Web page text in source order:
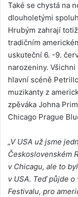
Také se chystá na
dlouholetými
Hrubým zahrají
tradičním
uskuteční 6. -9.
narozeniny.
hlavní scéně
muzikanty z
zpěváka Johna
Chicago Prague
„V USA už jsme
Československém
v Chicagu, ale to
v USA. Teď půjde
Festivalu, pro